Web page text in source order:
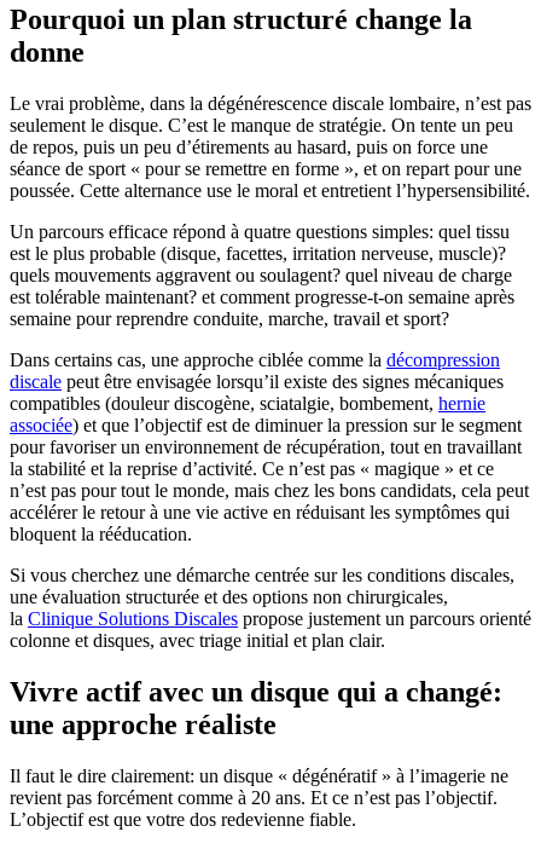
Pourquoi un plan structuré change la
donne
Le vrai problème, dans la dégénérescence discale lombaire, n’est pas
seulement le disque. C’est le manque de stratégie. On tente un peu
de repos, puis un peu d’étirements au hasard, puis on force une
séance de sport « pour se remettre en forme », et on repart pour une
poussée. Cette alternance use le moral et entretient l’hypersensibilité.
Un parcours efficace répond à quatre questions simples: quel tissu
est le plus probable (disque, facettes, irritation nerveuse, muscle)?
quels mouvements aggravent ou soulagent? quel niveau de charge
est tolérable maintenant? et comment progresse-t-on semaine après
semaine pour reprendre conduite, marche, travail et sport?
Dans certains cas, une approche ciblée comme la décompression
discale peut être envisagée lorsqu’il existe des signes mécaniques
compatibles (douleur discogène, sciatalgie, bombement, hernie
associée) et que l’objectif est de diminuer la pression sur le segment
pour favoriser un environnement de récupération, tout en travaillant
la stabilité et la reprise d’activité. Ce n’est pas « magique » et ce
n’est pas pour tout le monde, mais chez les bons candidats, cela peut
accélérer le retour à une vie active en réduisant les symptômes qui
bloquent la rééducation.
Si vous cherchez une démarche centrée sur les conditions discales,
une évaluation structurée et des options non chirurgicales,
la Clinique Solutions Discales propose justement un parcours orienté
colonne et disques, avec triage initial et plan clair.
Vivre actif avec un disque qui a changé:
une approche réaliste
Il faut le dire clairement: un disque « dégénératif » à l’imagerie ne
revient pas forcément comme à 20 ans. Et ce n’est pas l’objectif.
L’objectif est que votre dos redevienne fiable.